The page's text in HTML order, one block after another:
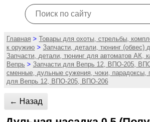
Главная > Товары для охоты, стрельбы,
к оружию > Запчасти, детали, тюнинг (обвес)
Запчасти, детали, тюнинг для автоматов АК,
Вепрь > Запчасти для Вепрь 12, ВПО-205,
сменные, дульные сужения, чоки, парадоксы,
для Вепрь 12, ВПО-205, ВПО-206
← Назад